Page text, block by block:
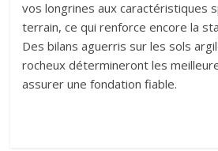
vos longrines aux caractéristiques
terrain, ce qui renforce encore la
Des bilans aguerris sur les sols
rocheux détermineront les
assurer une fondation fiable.